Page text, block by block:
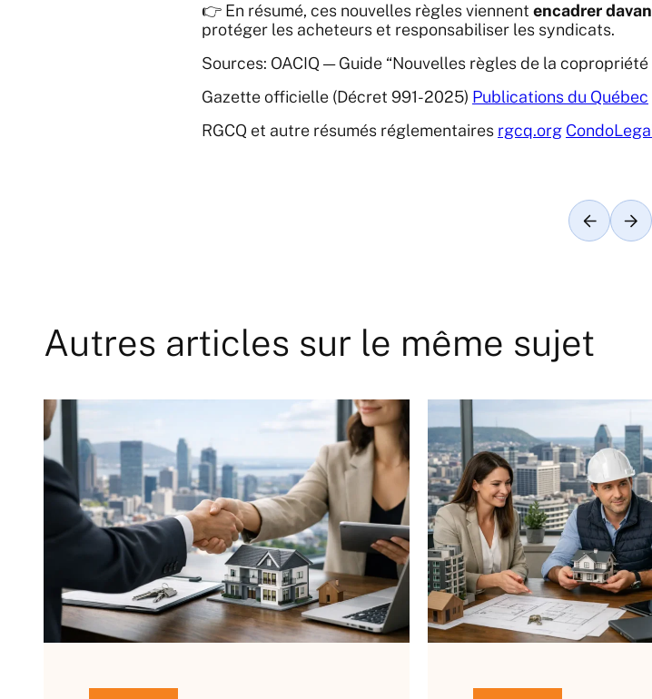
👉 En résumé, ces nouvelles règles viennent encadrer
protéger les acheteurs et responsabiliser les syndicats.
Sources: OACIQ — Guide “Nouvelles règles de la
Gazette officielle (Décret 991-2025) Publications du Québec
RGCQ et autre résumés réglementaires rgcq.org
Article
Autres articles sur le même sujet